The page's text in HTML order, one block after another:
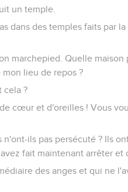
un temple.
dans des temples faits par
marchepied. Quelle
lieu de repos ?
cela ?
cœur et d'oreilles ! Vous
ils pas persécuté ? Ils
fait maintenant arrêter et
des anges et qui ne